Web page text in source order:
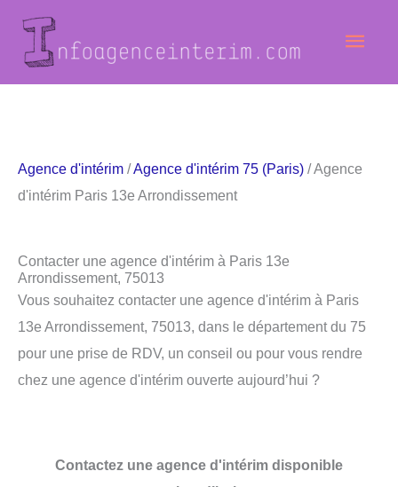
contenu
Agence d'intérim /Agence d'intérim 75 (Paris) / Agence
d'intérim Paris 13e Arrondissement
Contacter une agence d'intérim à Paris 13e
Arrondissement, 75013
Vous souhaitez contacter une agence d'intérim à Paris
13e Arrondissement, 75013, dans le département du 75
pour une prise de RDV, un conseil ou pour vous rendre
chez une agence d'intérim ouverte aujourd’hui ?
Contactez une agence d'intérim disponible